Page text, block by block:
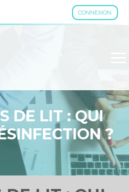
CONNEXION
DE LIT : QUI
?